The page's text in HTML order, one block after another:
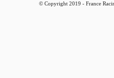
© Copyright 2019 - France